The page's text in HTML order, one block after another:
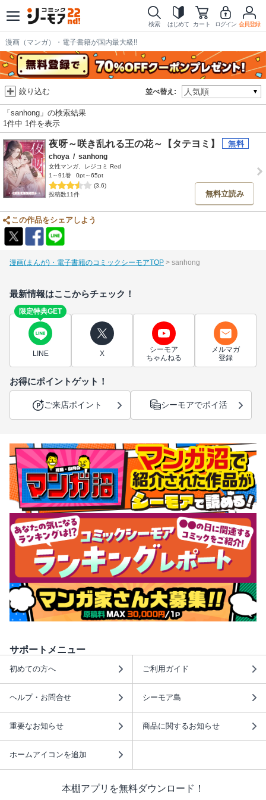
検索 はじめて カート ログイン 会員登録
漫画（マンガ）・電子書籍が国内最大級!!
並べ替え:
絞り込む
「sanhong」の検索結果
1件中 1件を表示
夜呀～咲き乱れる王の花～【タテヨミ】
choya / sanhong
女性マンガ、レジコミ Red
1～91巻
0pt～65pt
(3.6)
投稿数11件
無料立読み
この作品をシェアしよう
漫画(まんが)・電子書籍のコミックシーモアTOP sanhong
最新情報はここからチェック！
限定特典GET
LINE X
シーモア
ちゃんねる
メルマガ
登録
お得にポイントゲット！
ご来店ポイント シーモアでポイ活
サポートメニュー
初めての方へ ご利用ガイド
ヘルプ・お問合せ シーモア島
重要なお知らせ 商品に関するお知らせ
ホームアイコンを追加
本棚アプリを無料ダウンロード！